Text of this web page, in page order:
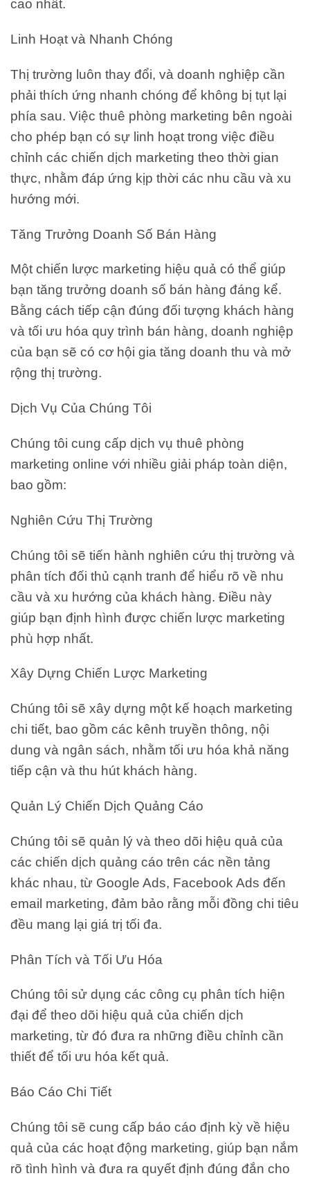
cao nhất.
Linh Hoạt và Nhanh Chóng
Thị trường luôn thay đổi, và doanh nghiệp cần
phải thích ứng nhanh chóng để không bị tụt lại
phía sau. Việc thuê phòng marketing bên ngoài
cho phép bạn có sự linh hoạt trong việc điều
chỉnh các chiến dịch marketing theo thời gian
thực, nhằm đáp ứng kịp thời các nhu cầu và xu
hướng mới.
Tăng Trưởng Doanh Số Bán Hàng
Một chiến lược marketing hiệu quả có thể giúp
bạn tăng trưởng doanh số bán hàng đáng kể.
Bằng cách tiếp cận đúng đối tượng khách hàng
và tối ưu hóa quy trình bán hàng, doanh nghiệp
của bạn sẽ có cơ hội gia tăng doanh thu và mở
rộng thị trường.
Dịch Vụ Của Chúng Tôi
Chúng tôi cung cấp dịch vụ thuê phòng
marketing online với nhiều giải pháp toàn diện,
bao gồm:
Nghiên Cứu Thị Trường
Chúng tôi sẽ tiến hành nghiên cứu thị trường và
phân tích đối thủ cạnh tranh để hiểu rõ về nhu
cầu và xu hướng của khách hàng. Điều này
giúp bạn định hình được chiến lược marketing
phù hợp nhất.
Xây Dựng Chiến Lược Marketing
Chúng tôi sẽ xây dựng một kế hoạch marketing
chi tiết, bao gồm các kênh truyền thông, nội
dung và ngân sách, nhằm tối ưu hóa khả năng
tiếp cận và thu hút khách hàng.
Quản Lý Chiến Dịch Quảng Cáo
Chúng tôi sẽ quản lý và theo dõi hiệu quả của
các chiến dịch quảng cáo trên các nền tảng
khác nhau, từ Google Ads, Facebook Ads đến
email marketing, đảm bảo rằng mỗi đồng chi tiêu
đều mang lại giá trị tối đa.
Phân Tích và Tối Ưu Hóa
Chúng tôi sử dụng các công cụ phân tích hiện
đại để theo dõi hiệu quả của chiến dịch
marketing, từ đó đưa ra những điều chỉnh cần
thiết để tối ưu hóa kết quả.
Báo Cáo Chi Tiết
Chúng tôi sẽ cung cấp báo cáo định kỳ về hiệu
quả của các hoạt động marketing, giúp bạn nắm
rõ tình hình và đưa ra quyết định đúng đắn cho